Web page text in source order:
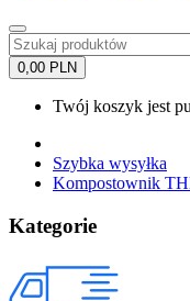
0,00 PLN
Twój koszyk jest
Szybka wysyłka
Kompostownik
Kategorie